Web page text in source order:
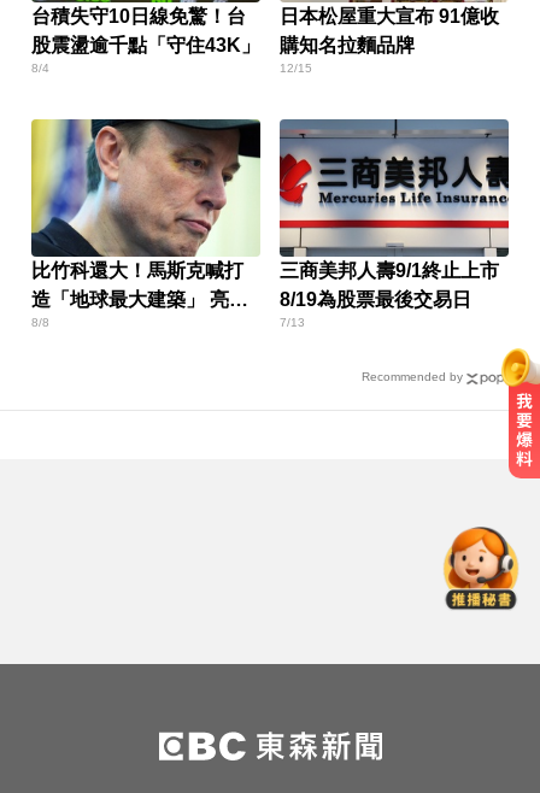
台積失守10日線免驚！台
股震盪逾千點「守住43K」
8/4
日本松屋重大宣布 91億收
購知名拉麵品牌
12/15
比竹科還大！馬斯克喊打
造「地球最大建築」 亮點
一次看
8/8
三商美邦人壽9/1終止上市
8/19為股票最後交易日
7/13
Recommended by
親密照瘋傳 他高調示愛
快訊／白海豚逼近！新竹縣尖石、
五峰「8校停課」